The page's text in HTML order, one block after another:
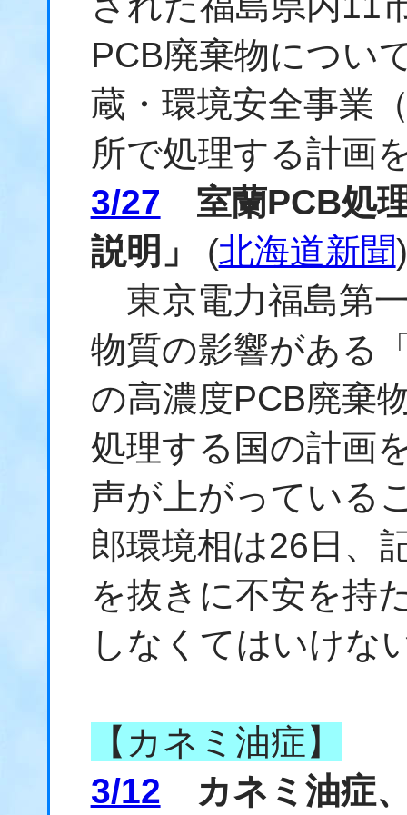
PCB廃棄物につい
蔵・環境安全事業
所で処理する計画
3/27 室蘭PCB処
説明」 (北海道新聞)
東京電力福島第
物質の影響がある
の高濃度PCB廃棄
処理する国の計画
声が上がっている
郎環境相は26日、
を抜きに不安を持
しなくてはいけな
【カネミ油症】
3/12 カネミ油症